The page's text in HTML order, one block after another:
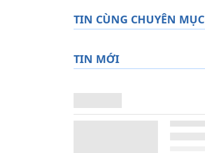
TIN CÙNG CHUYÊN MỤC
TIN MỚI